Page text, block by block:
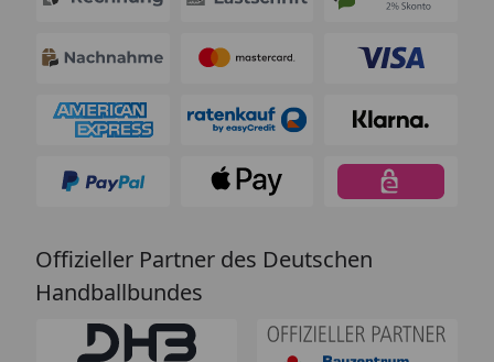
Offizieller Partner des Deutschen
Handballbundes